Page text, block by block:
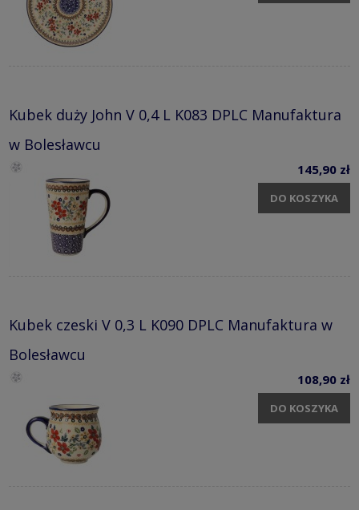
Kubek duży John V 0,4 L K083 DPLC Manufaktura
w Bolesławcu
145,90 zł
DO KOSZYKA
Kubek czeski V 0,3 L K090 DPLC Manufaktura w
Bolesławcu
108,90 zł
DO KOSZYKA